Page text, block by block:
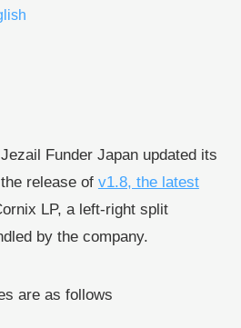
Funder Japan updated its
release of v1.8, the latest
LP, a left-right split
by the company.
are as follows